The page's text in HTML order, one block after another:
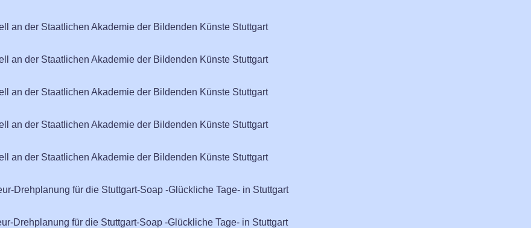
an der Staatlichen Akademie der Bildenden Künste Stuttgart
an der Staatlichen Akademie der Bildenden Künste Stuttgart
an der Staatlichen Akademie der Bildenden Künste Stuttgart
an der Staatlichen Akademie der Bildenden Künste Stuttgart
an der Staatlichen Akademie der Bildenden Künste Stuttgart
Drehplanung für die Stuttgart-Soap -Glückliche Tage- in Stuttgart
Drehplanung für die Stuttgart-Soap -Glückliche Tage- in Stuttgart